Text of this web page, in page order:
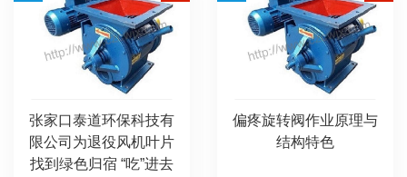
张家口泰道环保科技有
限公司为退役风机叶片
找到绿色归宿 “吃”进去
偏疼旋转阀作业原理与
结构特色